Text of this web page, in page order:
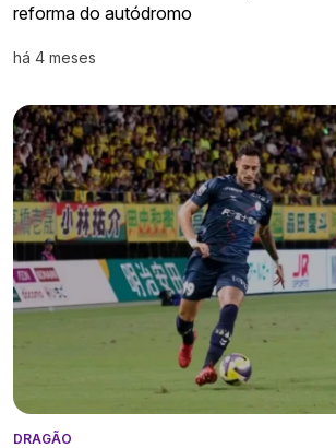
reforma do autódromo
há 4 meses
DRAGÃO